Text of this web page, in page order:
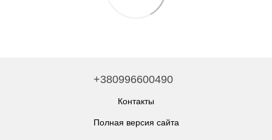
+380996600490
Контакты
Полная версия сайта